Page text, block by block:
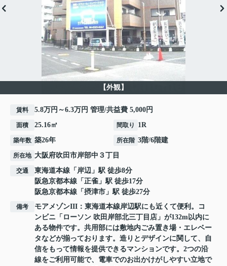
【外観】
賃料 5.8万円～6.3万円 管理/共益費 5,000円
面積 25.16㎡ 間取り 1R
築年数 築26年 所在階 3階/6階建
所在地 大阪府吹田市岸部中 ３丁目
交通 東海道本線 「 岸辺 」駅 徒歩8分
阪急京都本線 「 正雀 」駅 徒歩17分
阪急京都本線 「 摂津市 」駅 徒歩27分
備考
モアメゾンIII：東海道本線岸辺駅にも近くて便利。コ
ンビニ「ローソン 吹田岸部北三丁目店」が132m以内に
ある物件です。共用部には敷地内ごみ置き場・エレベー
タなどが揃っております。造りとデザインに関して、自
信をもって情報を提供できるマンションです。2つの沿
線をご利用可能で、電車でのお出かけがしやすい立地で